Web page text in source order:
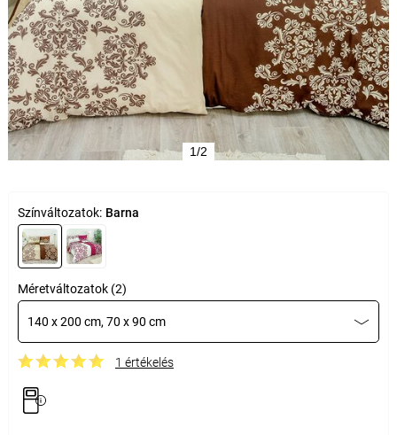
1/2
Színváltozatok: Barna
Méretváltozatok (2)
140 x 200 cm, 70 x 90 cm
1 értékelés